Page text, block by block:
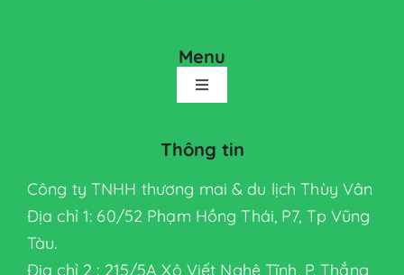
Menu
Toggle
GIỚI THIỆU
SẢN PHẨM
Thông tin
Công ty TNHH thương mai & du lịch Thùy Vân
Địa chỉ 1: 60/52 Phạm Hồng Thái, P7, Tp Vũng
Tàu.
Địa chỉ 2 : 215/5A Xô Viết Nghệ Tĩnh, P. Thắng